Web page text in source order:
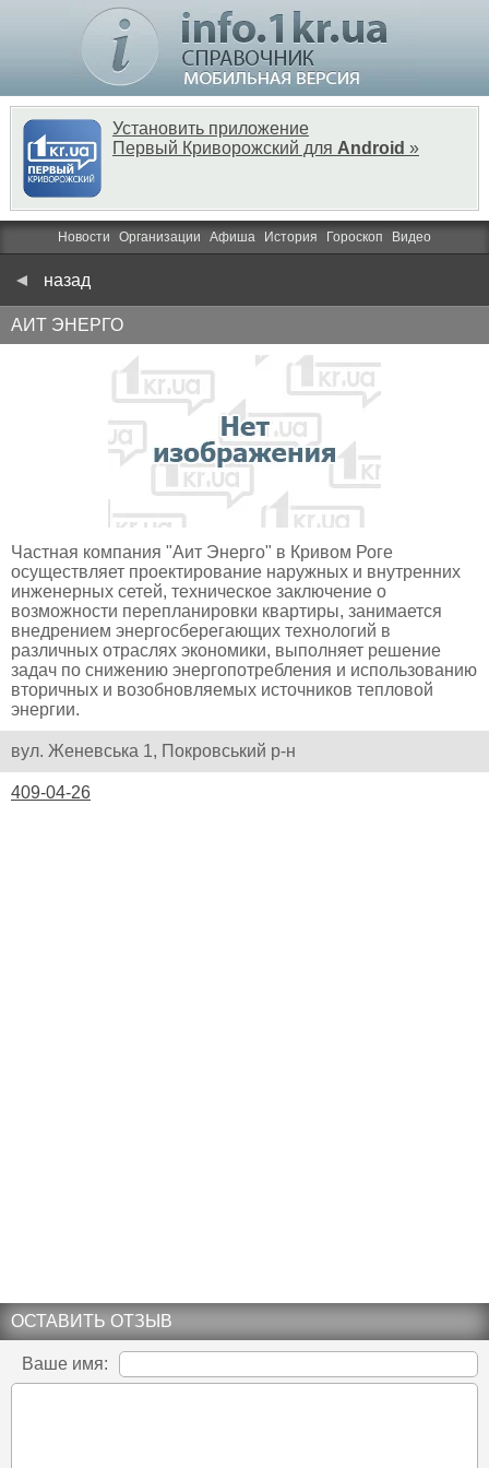
Установить приложение
Первый Криворожский для Android »
Новости Организации Афиша История Гороскоп Видео
назад
АИТ ЭНЕРГО
Частная компания "Аит Энерго" в Кривом Роге
осуществляет проектирование наружных и внутренних
инженерных сетей, техническое заключение о
возможности перепланировки квартиры, занимается
внедрением энергосберегающих технологий в
различных отраслях экономики, выполняет решение
задач по снижению энергопотребления и использованию
вторичных и возобновляемых источников тепловой
энергии.
вул. Женевська 1, Покровський р-н
409-04-26
ОСТАВИТЬ ОТЗЫВ
Ваше имя: